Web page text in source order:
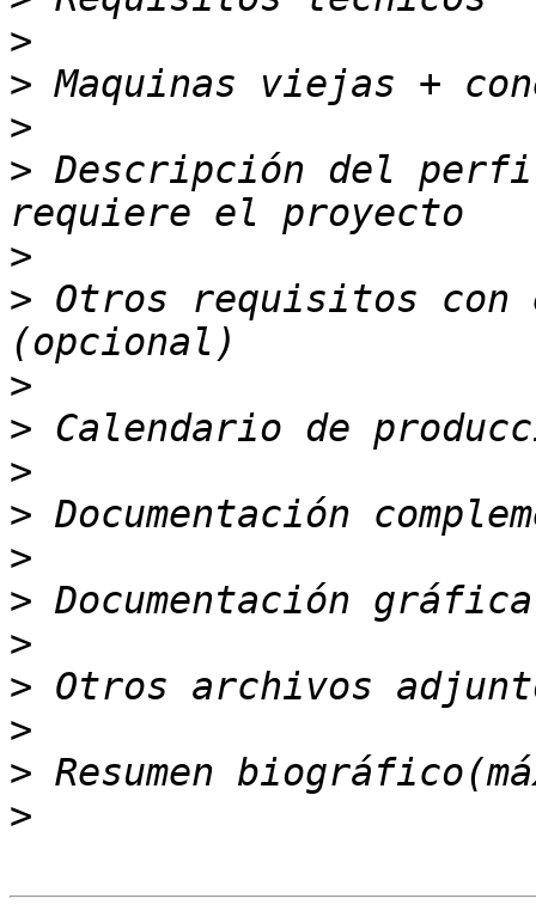
>
>
>
> Descripción del
>
> Otros requisitos con
>
>
>
>
>
>
>
>
>
>
>